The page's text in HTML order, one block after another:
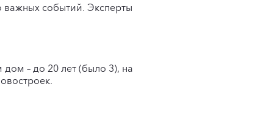
важных событий. Эксперты
дом – до 20 лет (было 3), на